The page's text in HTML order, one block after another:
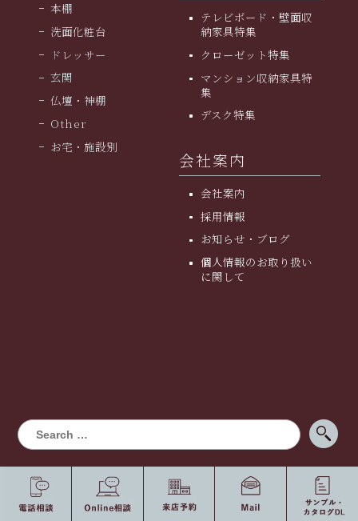
本棚
洗面化粧台
ドレッサー
玄関
仏壇・神棚
Other
お宅・施設別
テレビボード・壁面収
納家具特集
クローゼット特集
マンション収納家具特
集
デスク特集
会社案内
会社案内
採用情報
お知らせ・ブログ
個人情報のお取り扱い
に関して